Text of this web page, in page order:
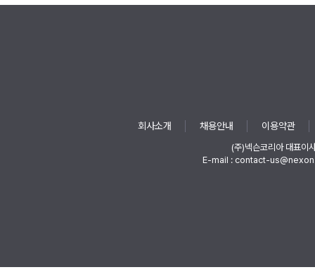
회사소개 채용안내 이용약관
(주)넥슨코리아 대표이
E-mail : contact-